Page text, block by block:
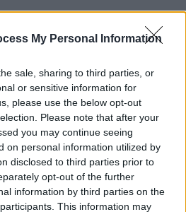
My Personal Information
sale, sharing to third parties, or
or sensitive information for
please use the below opt-out
Please note that after your
you may continue seeing
on personal information utilized by
disclosed to third parties prior to
opt-out of the further
information by third parties on the
This information may